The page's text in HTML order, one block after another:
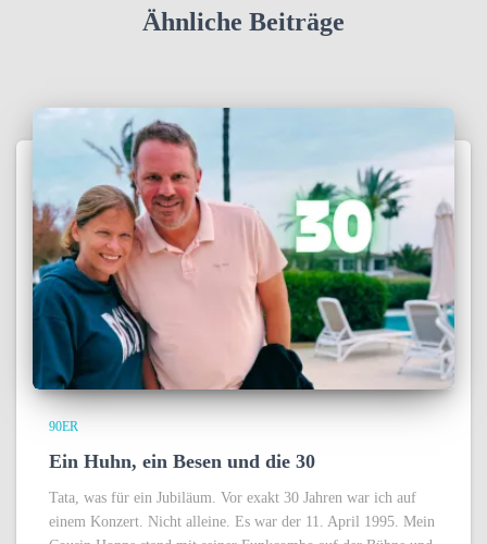
Ähnliche Beiträge
90ER
Ein Huhn, ein Besen und die 30
Tata, was für ein Jubiläum. Vor exakt 30 Jahren war ich auf
einem Konzert. Nicht alleine. Es war der 11. April 1995. Mein